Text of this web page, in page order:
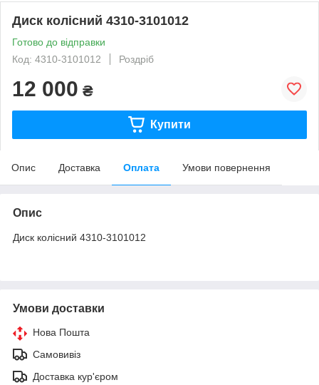
Диск колісний 4310-3101012
Готово до відправки
Код: 4310-3101012
Роздріб
12 000 ₴
Купити
Опис Доставка Оплата Умови повернення
Опис
Диск колісний 4310-3101012
Умови доставки
Нова Пошта
Самовивіз
Доставка кур'єром